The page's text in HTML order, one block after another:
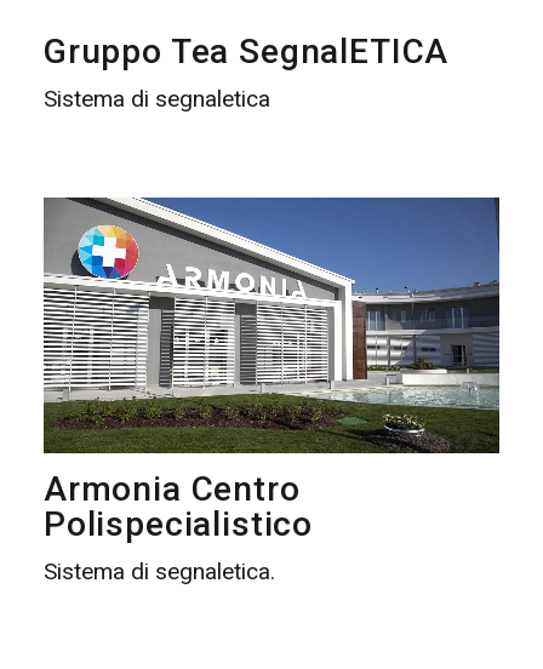
Gruppo Tea SegnalETICA
Sistema di segnaletica
Armonia Centro
Polispecialistico
Sistema di segnaletica.